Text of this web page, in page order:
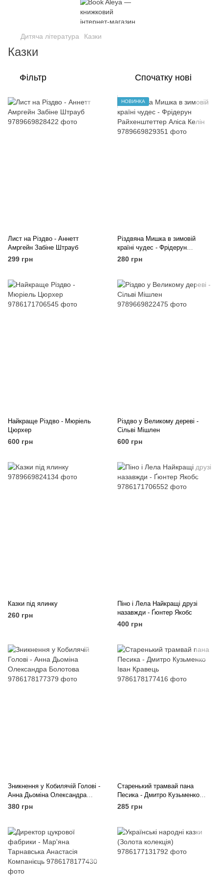
Дитяча література Казки
Казки
Фільтр Спочатку нові
Лист на Різдво - Аннетт
Амргейн Забіне Штрауб
299 грн
НОВИНКА
Різдвяна Мишка в зимовій
країні чудес - Фрідерун
Райхенштеттер Аліса Келін
280 грн
Найкраще Різдво - Мюріель
Цюрхер
600 грн
Різдво у Великому дереві -
Сільві Мішлен
600 грн
Казки під ялинку
260 грн
Піно і Лела Найкращі друзі
назавжди - Ґюнтер Якобс
400 грн
Зникнення у Кобилячій Голові -
Анна Дьоміна Олександра
Болотова
380 грн
Старенький трамвай пана
Песика - Дмитро Кузьменко
Іван Кравець
285 грн